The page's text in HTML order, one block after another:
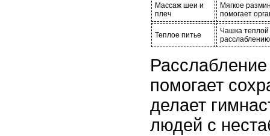
Массаж шеи и
плеч
Мягкое
помогает
Теплое питье
Чашка теплой
помогает
делает
людей с